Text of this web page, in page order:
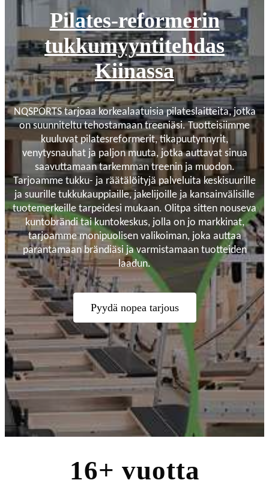
Pilates-reformerin
tukkumyyntitehdas
Kiinassa
NQSPORTS tarjoaa korkealaatuisia pilateslaitteita, jotka
on suunniteltu tehostamaan treeniäsi. Tuotteisiimme
kuuluvat pilatesreformerit, tikapuutynnyrit,
venytysnauhat ja paljon muuta, jotka auttavat sinua
saavuttamaan tarkemman treenin ja muodon.
Tarjoamme tukku- ja räätälöityjä palveluita keskisuurille
ja suurille tukkukauppiaille, jakelijoille ja kansainvälisille
tuotemerkeille tarpeidesi mukaan. Olitpa sitten nouseva
kuntobrändi tai kuntokeskus, jolla on jo markkinat,
tarjoamme monipuolisen valikoiman, joka auttaa
parantamaan brändiäsi ja varmistamaan tuotteiden
laadun.
Pyydä nopea tarjous
16+ vuotta